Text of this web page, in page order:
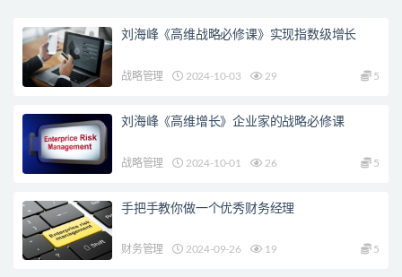
刘海峰《高维战略必修课》实现指数级增长
战略管理 2024-10-03 29 5
刘海峰《高维增长》企业家的战略必修课
战略管理 2024-10-01 26 5
手把手教你做一个优秀财务经理
财务管理 2024-09-26 19 5